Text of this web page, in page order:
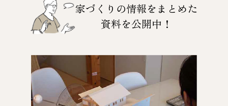
家づくりの情報をまとめた
資料を公開中！